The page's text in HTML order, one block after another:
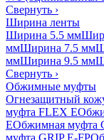
Свернуть ›
Ширина ленты
Ширина 5.5 мм
ммШирина 7.5 мм
ммШирина 9.5 мм
Свернуть ›
Обжимные муфты
Огнезащитный
муфта FLEX E
EОбжимная муфта
муфта GRIP E-FP